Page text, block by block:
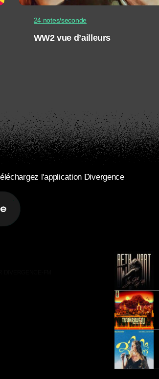
24 notes/seconde
WW2 vue d’ailleurs
l'application Divergence